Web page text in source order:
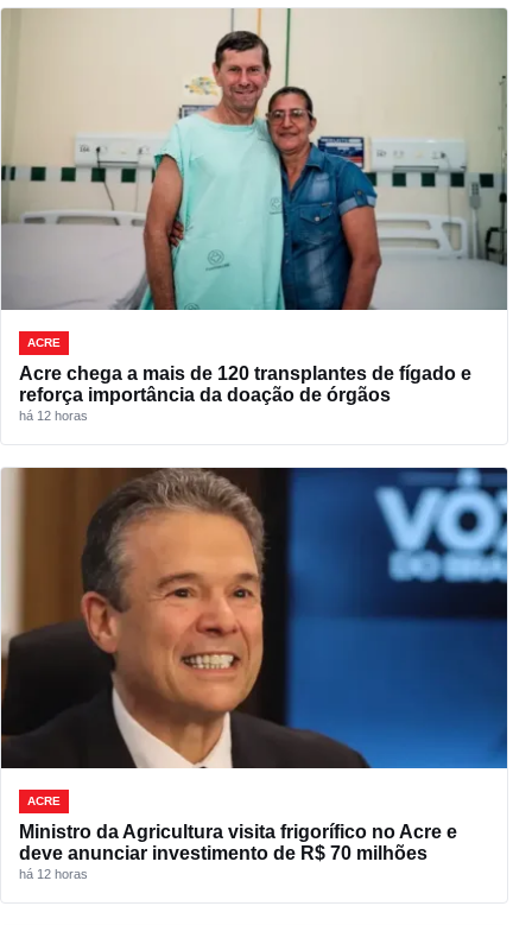
ACRE
Acre chega a mais de 120 transplantes de fígado e
reforça importância da doação de órgãos
há 12 horas
ACRE
Ministro da Agricultura visita frigorífico no Acre e
deve anunciar investimento de R$ 70 milhões
há 12 horas